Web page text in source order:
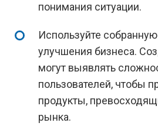
понимания ситуации.
Используйте
улучшения бизнеса.
могут выявлять
пользователей, чтобы
продукты,
рынка.